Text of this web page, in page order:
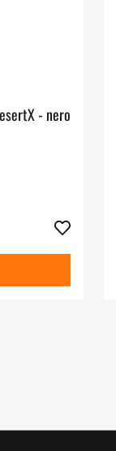
Wunderlich Estensione paramani ERGO DesertX - nero